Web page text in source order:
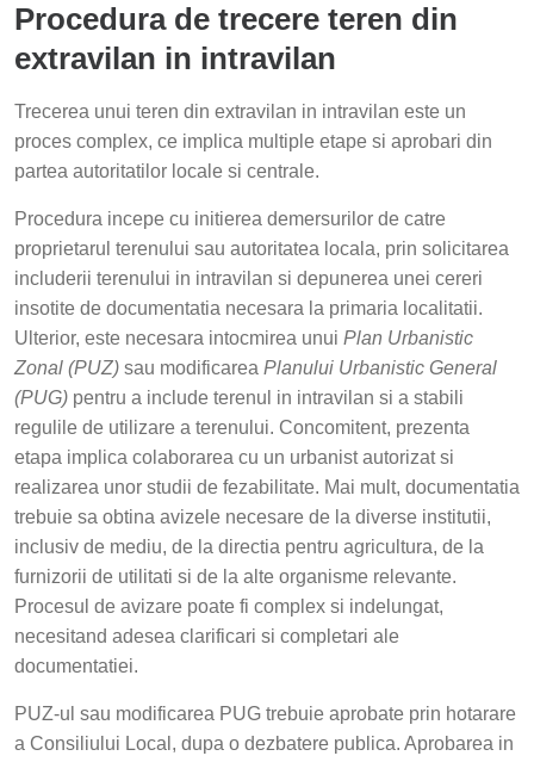
Procedura de trecere teren din
extravilan in intravilan
Trecerea unui teren din extravilan in intravilan este un
proces complex, ce implica multiple etape si aprobari din
partea autoritatilor locale si centrale.
Procedura incepe cu initierea demersurilor de catre
proprietarul terenului sau autoritatea locala, prin solicitarea
includerii terenului in intravilan si depunerea unei cereri
insotite de documentatia necesara la primaria localitatii.
Ulterior, este necesara intocmirea unui Plan Urbanistic
Zonal (PUZ) sau modificarea Planului Urbanistic General
(PUG) pentru a include terenul in intravilan si a stabili
regulile de utilizare a terenului. Concomitent, prezenta
etapa implica colaborarea cu un urbanist autorizat si
realizarea unor studii de fezabilitate. Mai mult, documentatia
trebuie sa obtina avizele necesare de la diverse institutii,
inclusiv de mediu, de la directia pentru agricultura, de la
furnizorii de utilitati si de la alte organisme relevante.
Procesul de avizare poate fi complex si indelungat,
necesitand adesea clarificari si completari ale
documentatiei.
PUZ-ul sau modificarea PUG trebuie aprobate prin hotarare
a Consiliului Local, dupa o dezbatere publica. Aprobarea in